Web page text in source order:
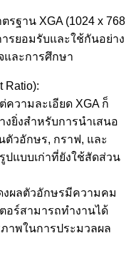
รฐาน XGA (1024 x 768
รยอมรับและใช้กันอย่าง
ละการศึกษา
Ratio):
ความละเอียด XGA ก็
งยิ่งสำหรับการนำเสนอ
ตัวอักษร, กราฟ, และ
ปแบบเก่าที่ยังใช้สัดส่วน
งผลตัวอักษรมีความคม
อร์สามารถทำงานได้
ภาพในการประมวลผล